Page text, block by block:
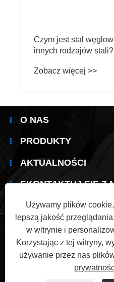
Czym jest stal
innych rodzajów stali?
Zobacz więcej >>
O NAS
PRODUKTY
AKTUALNOŚCI
SKONTAKTUJ SIĘ Z
Links Sitemap RSS
Prawa autorskie © 2025
Ltd. Wszelkie
Używamy plików
lepszą jakość
w witrynie i
Korzystając z tej witryny,
używanie przez nas